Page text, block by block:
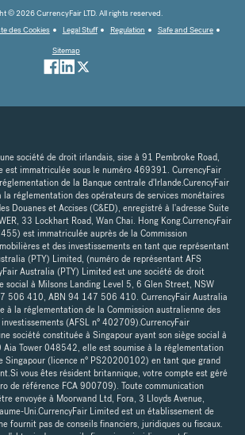
© 2026 CurrencyFair LTD. All rights reserved.
des Cookies Legal Stuff Regulation
Safe and Secure
Sitemap
société de droit irlandais, sise à 91 Pembroke Road,
est immatriculée sous le numéro 469391. CurrencyFair
de la Banque centrale d'Irlande.CurencyFair
la réglementation des opérateurs de services monétaires
Douanes et Accises (C&ED), enregistré à l'adresse Suite
33 Lockhart Road, Wan Chai. Hong Kong.CurrencyFair
est immatriculée auprès de la Commission
et des investissements en tant que représentant
(PTY) Limited, (numéro de représentant AFS
Australia (PTY) Limited est une société de droit
social à Milsons Landing Level 5, 6 Glen Street, NSW
506 410, ABN 94 147 506 410. CurrencyFair Australia
à la réglementation de la Commission australienne des
(AFSL n° 402709).CurrencyFair
société constituée à Singapour ayant son siège social à
Aia Tower 048542, elle est soumise à la réglementation
Singapour (licence n° PS20200102) en tant que grand
vous êtes résident britannique, votre compte est géré
de référence FCA 900709). Toute communication
envoyée à Moorwand Ltd, Fora, 3 Lloyds Avenue,
Uni.CurrencyFair Limited est un établissement de
fournit pas de conseils financiers, juridiques ou fiscaux.